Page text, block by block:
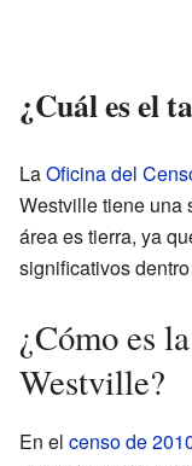
¿Cuál es el
LaOficina del
Westville tiene una
área es tierra, ya
significativos
¿Cómo es
Westville?
En el censo de